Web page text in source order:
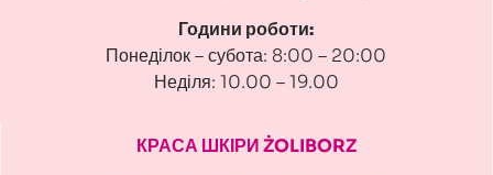
Години роботи:
Понеділок – субота: 8:00 – 20:00
Неділя: 10.00 – 19.00
КРАСА ШКІРИ ŻOLIBORZ